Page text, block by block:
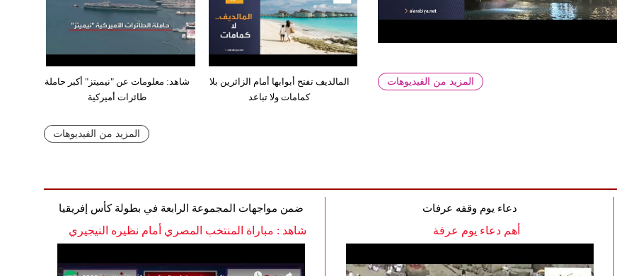
المزيد من الفيديوهات
شاهد: معلومات عن "نيميتز" أكبر حاملة
طائرات أميركية
المالديف تفتح أبوابها أمام الزائرين بلا
كمامات ولا تباعد
المزيد من الفيديوهات
ضمن مواجهات المجموعة الرابعة في بطولة كأس إفريقيا
شاهد : مباراة المنتخب المصري أمام نظيره النيجيري
دعاء يوم وقفه عرفات
أهم دعاء يوم عرفة